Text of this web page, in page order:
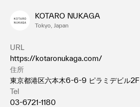
KOTARO NUKAGA
Tokyo, Japan
URL
https://kotaronukaga.com/
住所
東京都港区六本木6-6-9 ピラミデビル2F
Tel
03-6721-1180